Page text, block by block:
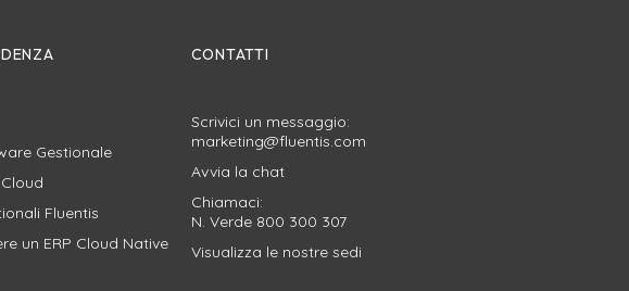
Gestionale
Fluentis
un ERP Cloud Native
CONTATTI
Scrivici un messaggio:
marketing@fluentis.com
Avvia la chat
Chiamaci:
N. Verde 800 300 307
Visualizza le nostre sedi